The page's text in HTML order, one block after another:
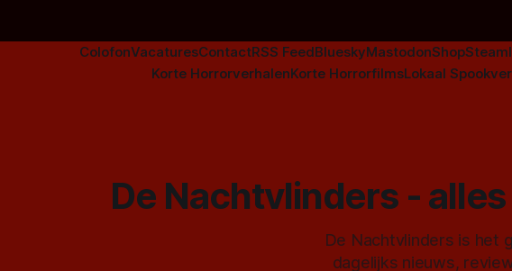
ColofonVacaturesContactRSS FeedBlueskyMastodonShopSteam
Korte HorrorverhalenKorte HorrorfilmsLokaal
De Nachtvlinders -
De Nachtvlinders is het
dagelijks nieuws,